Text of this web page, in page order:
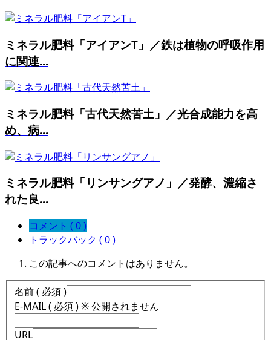
ミネラル肥料「アイアンT」／鉄は植物の呼吸作用
に関連...
ミネラル肥料「古代天然苦土」／光合成能力を高
め、病...
ミネラル肥料「リンサングアノ」／発酵、濃縮さ
れた良...
コメント ( 0 )
トラックバック ( 0 )
この記事へのコメントはありません。
名前 ( 必須 )
E-MAIL ( 必須 ) ※ 公開されません
URL